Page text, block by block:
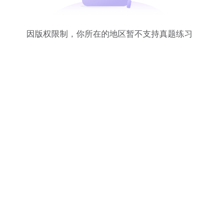
因版权限制，你所在的地区暂不支持真题练习